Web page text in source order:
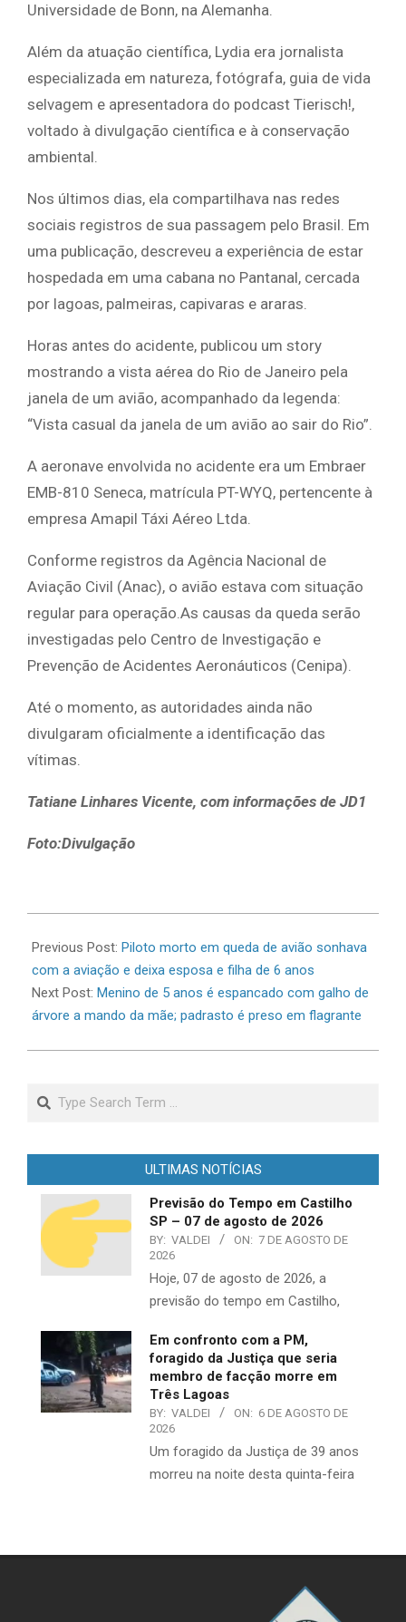
Universidade de Bonn, na Alemanha.
Além da atuação científica, Lydia era jornalista
especializada em natureza, fotógrafa, guia de vida
selvagem e apresentadora do podcast Tierisch!,
voltado à divulgação científica e à conservação
ambiental.
Nos últimos dias, ela compartilhava nas redes
sociais registros de sua passagem pelo Brasil. Em
uma publicação, descreveu a experiência de estar
hospedada em uma cabana no Pantanal, cercada
por lagoas, palmeiras, capivaras e araras.
Horas antes do acidente, publicou um story
mostrando a vista aérea do Rio de Janeiro pela
janela de um avião, acompanhado da legenda:
“Vista casual da janela de um avião ao sair do Rio”.
A aeronave envolvida no acidente era um Embraer
EMB-810 Seneca, matrícula PT-WYQ, pertencente à
empresa Amapil Táxi Aéreo Ltda.
Conforme registros da Agência Nacional de
Aviação Civil (Anac), o avião estava com situação
regular para operação.As causas da queda serão
investigadas pelo Centro de Investigação e
Prevenção de Acidentes Aeronáuticos (Cenipa).
Até o momento, as autoridades ainda não
divulgaram oficialmente a identificação das
vítimas.
Tatiane Linhares Vicente, com informações de JD1
Foto:Divulgação
07-
03
Previous Post: Piloto morto em queda de avião sonhava
com a aviação e deixa esposa e filha de 6 anos
Next Post: Menino de 5 anos é espancado com galho de
árvore a mando da mãe; padrasto é preso em flagrante
Search
ULTIMAS NOTÍCIAS
Previsão do Tempo em Castilho
SP – 07 de agosto de 2026
BY: VALDEI ON: 7 DE AGOSTO DE
2026
Hoje, 07 de agosto de 2026, a
previsão do tempo em Castilho,
Em confronto com a PM,
foragido da Justiça que seria
membro de facção morre em
Três Lagoas
BY: VALDEI ON: 6 DE AGOSTO DE
2026
​Um foragido da Justiça de 39 anos
morreu na noite desta quinta-feira